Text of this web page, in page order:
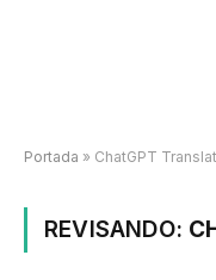
Portada » ChatGPT
REVISANDO: